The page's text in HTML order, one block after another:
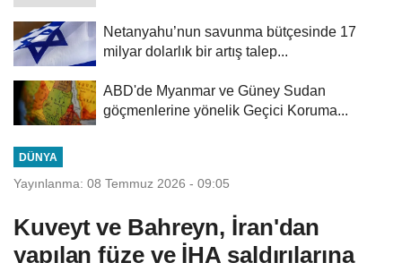
Netanyahu’nun savunma bütçesinde 17
milyar dolarlık bir artış talep...
ABD'de Myanmar ve Güney Sudan
göçmenlerine yönelik Geçici Koruma...
DÜNYA
Yayınlanma: 08 Temmuz 2026 - 09:05
Kuveyt ve Bahreyn, İran'dan
yapılan füze ve İHA saldırılarına